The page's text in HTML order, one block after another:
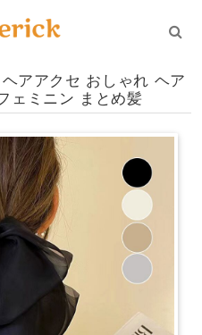
アアクセ おしゃれ ヘア
ェミニン まとめ髪